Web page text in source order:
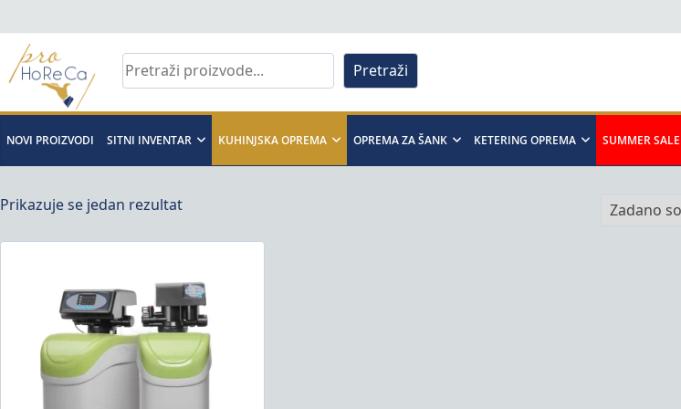
to
content
Pro
Horeca
d.o.o
Pro
Pretraži
NOVI PROIZVODI SITNI INVENTAR KUHINJSKA OPREMA OPREMA ZA ŠANK KETERING OPREMA SUMMER SALE
Prikazuje se jedan rezultat